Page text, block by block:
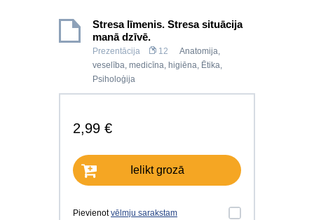
Stresa līmenis. Stresa situācija
manā dzīvē.
Prezentācija 12
Anatomija,
veselība, medicīna, higiēna, Ētika,
Psiholoģija
2,99 €
Ielikt grozā
Pievienotvēlmju sarakstam